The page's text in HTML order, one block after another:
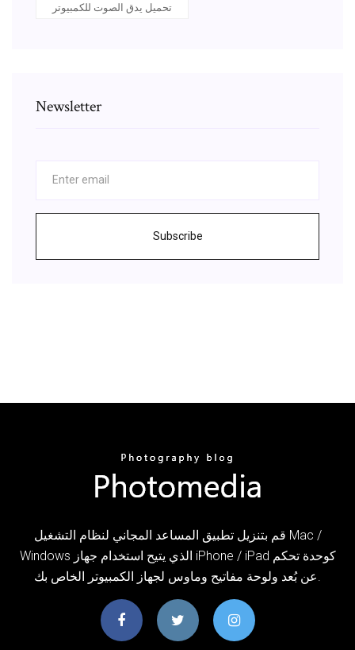
تحميل يدق الصوت للكمبيوتر
Newsletter
Subscribe
قم بتنزيل تطبيق المساعد المجاني لنظام التشغيل Mac /
Windows الذي يتيح استخدام جهاز iPhone / iPad كوحدة تحكم